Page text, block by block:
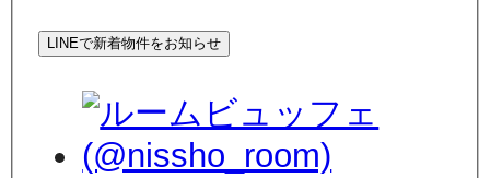
LINEで新着物件をお知らせ